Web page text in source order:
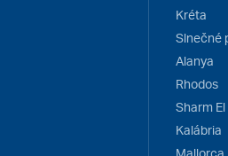
Kréta
Slnečné
Alanya
Rhodos
Sharm
Kalábria
Mallorca